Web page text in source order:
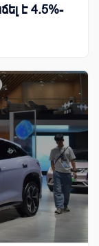
է 4.5%-